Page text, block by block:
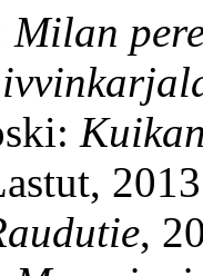
Milan
2013
,